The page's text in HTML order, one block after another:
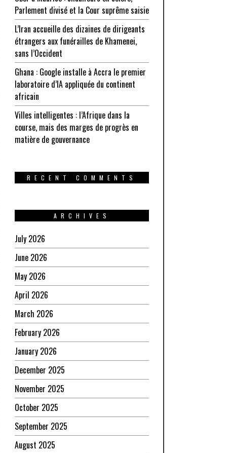
Parlement divisé et la Cour suprême saisie
L’Iran accueille des dizaines de dirigeants
étrangers aux funérailles de Khamenei,
sans l’Occident
Ghana : Google installe à Accra le premier
laboratoire d’IA appliquée du continent
africain
Villes intelligentes : l’Afrique dans la
course, mais des marges de progrès en
matière de gouvernance
RECENT COMMENTS
ARCHIVES
July 2026
June 2026
May 2026
April 2026
March 2026
February 2026
January 2026
December 2025
November 2025
October 2025
September 2025
August 2025